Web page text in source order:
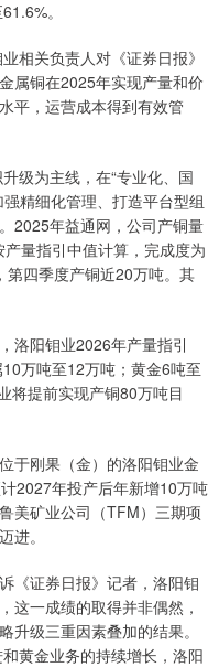
。
关负责人对《证券日报》
属铜在2025年实现产量和价
平，运营成本得到有效管
为主线，在“专业化、国
精细化管理、打造平台型组
2025年益通网，公司产铜量
量指引中值计算，完成度为
第四季度产铜近20万吨。其
阳钼业2026年产量指引
万吨至12万吨；黄金6吨至
将提前实现产铜80万吨目
刚果（金）的洛阳钼业金
2027年投产后年新增10万吨
美矿业公司（TFM）三期项
进。
证券日报》记者，洛阳钼
这一成绩的取得并非偶然，
升级三重因素叠加的结果。
黄金业务的持续增长，洛阳